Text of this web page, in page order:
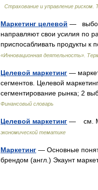
Страхование и управление риском.
Маркетинг целевой — выбор
направляют свои усилия по
приспосабливать продукты
«Инновационная деятельность».
Целевой маркетинг —
сегментов. Целевой
сегментирование рынка; 2
Финансовый словарь
Целевой маркетинг — см.
экономической тематике
Маркетинг — Основные
брендом (англ.) Экаунт